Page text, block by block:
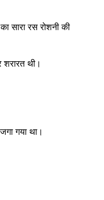
सारा रस रोशनी की
थी।
गया था।